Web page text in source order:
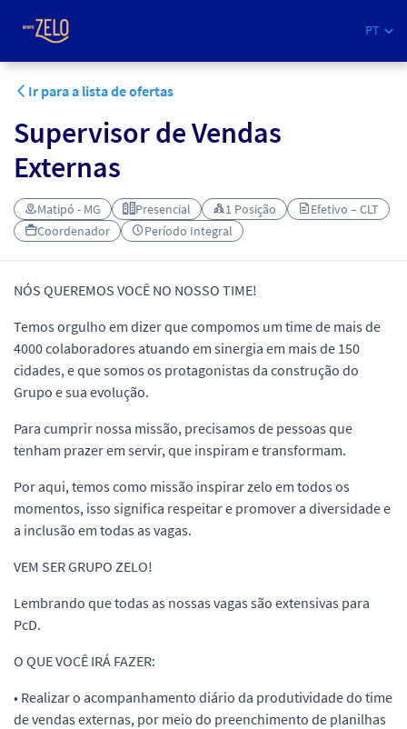
PT
Ir para a lista de ofertas
Supervisor de Vendas
Externas
Matipó - MG Presencial 1 Posição
Efetivo – CLT
Coordenador
Período Integral
NÓS QUEREMOS VOCÊ NO NOSSO TIME!
Temos orgulho em dizer que compomos um time de mais de
4000 colaboradores atuando em sinergia em mais de 150
cidades, e que somos os protagonistas da construção do
Grupo e sua evolução.
Para cumprir nossa missão, precisamos de pessoas que
tenham prazer em servir, que inspiram e transformam.
Por aqui, temos como missão inspirar zelo em todos os
momentos, isso significa respeitar e promover a diversidade e
a inclusão em todas as vagas.
VEM SER GRUPO ZELO!
Lembrando que todas as nossas vagas são extensivas para
PcD.
O QUE VOCÊ IRÁ FAZER:
• Realizar o acompanhamento diário da produtividade do time
de vendas externas, por meio do preenchimento de planilhas